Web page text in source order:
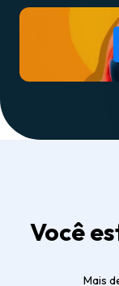
Você
Mais